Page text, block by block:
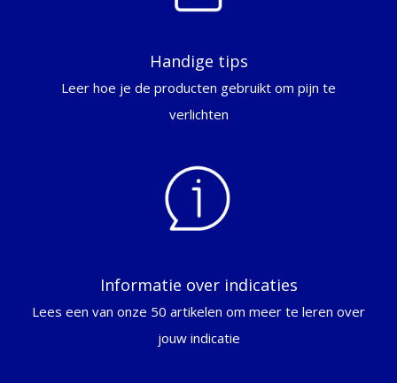
Handige tips
Leer hoe je de producten gebruikt om pijn te
verlichten
Informatie over indicaties
Lees een van onze 50 artikelen om meer te leren over
jouw indicatie